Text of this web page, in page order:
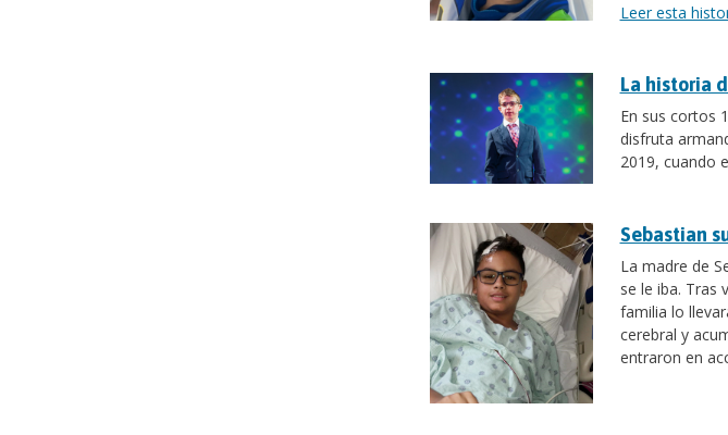
Leer esta
La historia
En sus cortos
disfruta
2019, cuando
Sebastian
La madre de
se le iba. Tras
familia lo
cerebral y
entraron en